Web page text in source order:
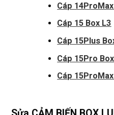
Cáp
Cáp 15 Box L3
Cáp 15Plus
Cáp 15Pro
Cáp